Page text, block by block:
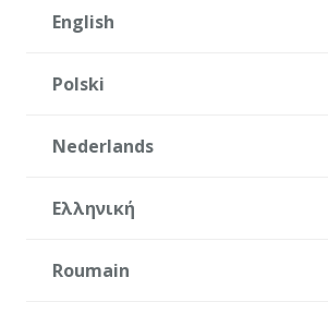
English
Polski
Nederlands
Ελληνική
Roumain